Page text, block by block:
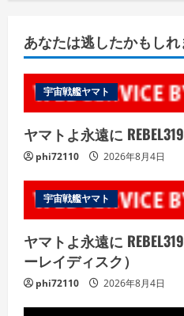
あなたは逃したかもし
宇宙戦艦ヤマト
ヤマトよ永遠に
phi72110 2026年8月4日
宇宙戦艦ヤマト
ヤマトよ永遠に
ーレイディスク）
phi72110 2026年8月4日